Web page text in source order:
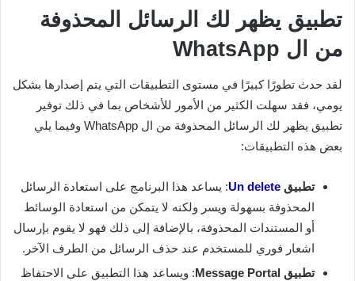
تطبيق يظهر لك الرسائل المحذوفة
من ال WhatsApp
لقد حدث تطورًا كبيرًا في مستوى التطبيقات التي يتم إصدارها بشكل
يومي، فقد سهلت الكثير من الأمور للأشخاص بما في ذلك توفير
تطبيق يظهر لك الرسائل المحذوفة من ال WhatsApp وفيما يلي
بعض هذه التطبيقات:
تطبيق Un delete: يساعد هذا البرنامج على استعادة الرسائل
المحذوفة بسهولة ويسر ولكنه لا يتمكن من استعادة الوسائط
أو المستندات المحذوفة، بالإضافة إلى ذلك فهو لا يقوم بإرسال
اشعار فوري للمستخدم عند حذف الرسائل من الطرف الآخر.
تطبيق Message Portal
: ويساعد هذا التطبيق على الاحتفاظ